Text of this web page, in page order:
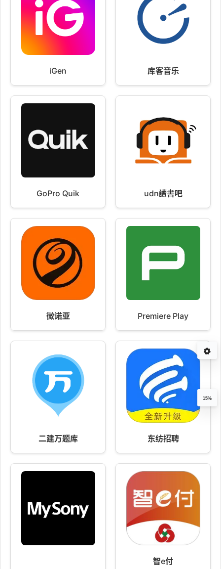
iGen 库客音乐
GoPro Quik udn讀書吧
微诺亚 Premiere Play
二建万题库 东纺招聘
智e付
15%